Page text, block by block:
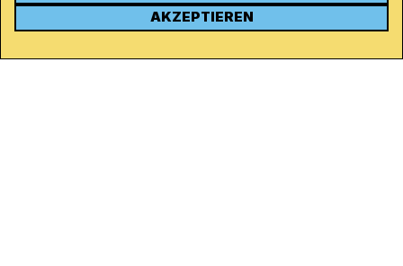
KONTAKT
Rohrerstrasse 20
AKZEPTIEREN